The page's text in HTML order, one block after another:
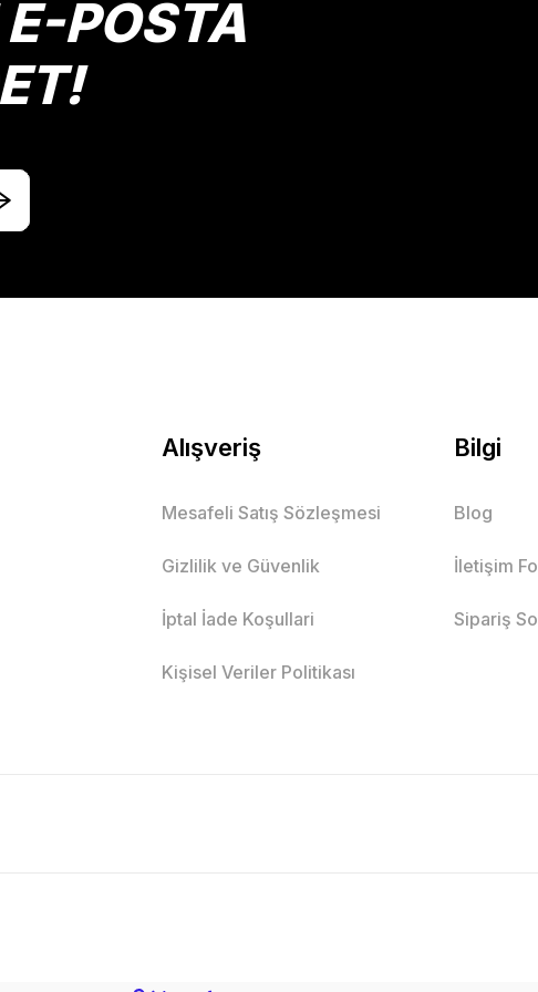
POSTA
Alışveriş
Mesafeli Satış Sözleşmesi
Gizlilik ve Güvenlik
İptal İade Koşullari
Kişisel Veriler Politikası
Bilgi
Blog
İletişim
Sipariş